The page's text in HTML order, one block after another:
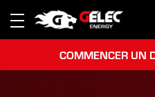
COMMENCER UN